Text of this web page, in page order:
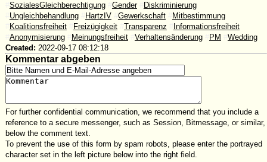
SozialesGleichberechtigung Gender
Diskriminierung
Ungleichbehandlung HartzIV Gewerkschaft
Mitbestimmung
Koalitionsfreiheit Freizügigkeit Transparenz
Informationsfreiheit
Anonymisierung Meinungsfreiheit Verhaltensänderung PM
Wedding
Created: 2022-09-17 08:12:18
Kommentar abgeben
For further confidential communication, we recommend that you include a
reference to a secure messenger, such as Session, Bitmessage, or similar,
below the comment text.
To prevent the use of this form by spam robots, please enter the portrayed
character set in the left picture below into the right field.